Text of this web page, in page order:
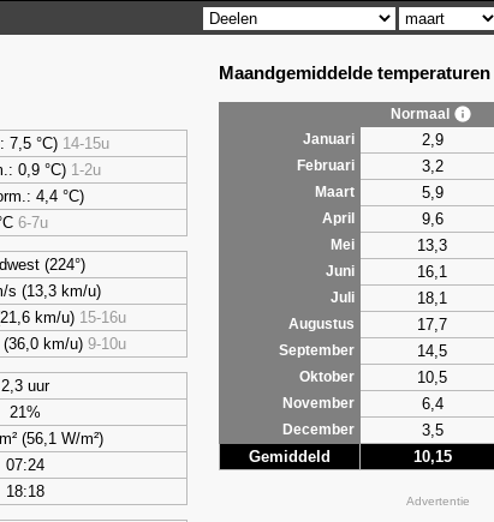
7,5 °C) 14-15u
0,9 °C) 1-2u
4,4 °C)
6-7u
(224°)
s (13,3 km/u)
km/u) 15-16u
(36,0 km/u)9-10u
2,3 uur
21%
(56,1 W/m²)
07:24
18:18
Maandgemiddelde temperaturen
Normaal
Januari
2,9
Februari 3,2
Maart 5,9
April
9,6
Mei
13,3
Juni
16,1
Juli
18,1
Augustus
17,7
September
14,5
Oktober
10,5
November
6,4
December
3,5
Gemiddeld 10,15
Advertentie